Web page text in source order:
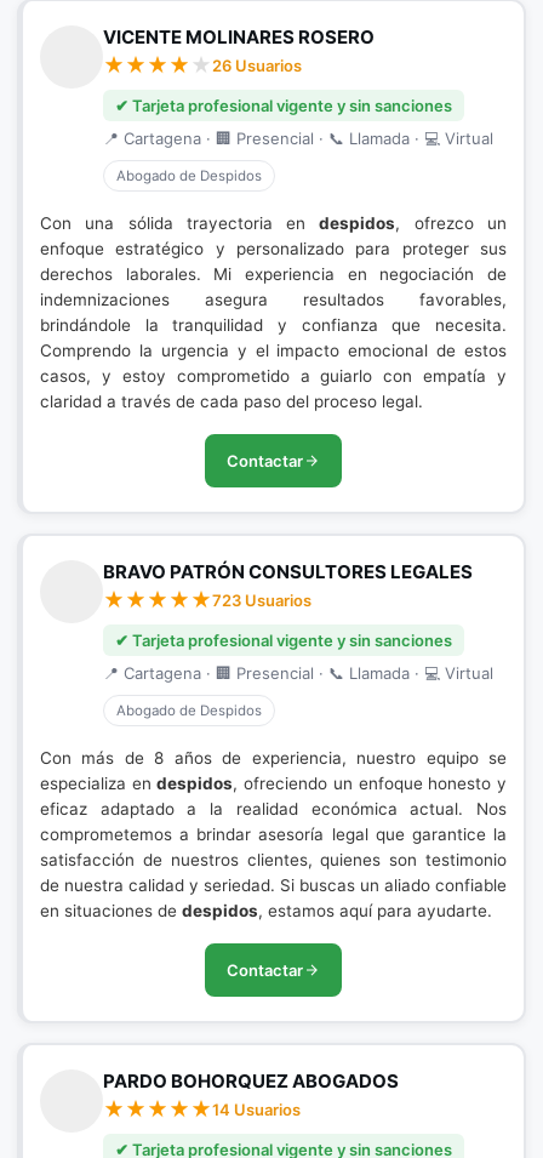
VICENTE MOLINARES ROSERO
26 Usuarios
✔ Tarjeta profesional vigente y sin sanciones
📍 Cartagena · 🏢 Presencial · 📞 Llamada · 💻 Virtual
Abogado de Despidos
Con una sólida trayectoria endespidos, ofrezco un
enfoque estratégico y personalizado para proteger sus
derechos laborales. Mi experiencia en negociación de
indemnizaciones asegura resultados favorables,
brindándole la tranquilidad y confianza que necesita.
Comprendo la urgencia y el impacto emocional de estos
casos, y estoy comprometido a guiarlo con empatía y
claridad a través de cada paso del proceso legal.
Contactar
BRAVO PATRÓN CONSULTORES LEGALES
723 Usuarios
✔ Tarjeta profesional vigente y sin sanciones
📍 Cartagena · 🏢 Presencial · 📞 Llamada · 💻 Virtual
Abogado de Despidos
Con más de 8 años de experiencia, nuestro equipo se
especializa endespidos, ofreciendo un enfoque honesto y
eficaz adaptado a la realidad económica actual. Nos
comprometemos a brindar asesoría legal que garantice la
satisfacción de nuestros clientes, quienes son testimonio
de nuestra calidad y seriedad. Si buscas un aliado confiable
en situaciones de despidos, estamos aquí para ayudarte.
Contactar
PARDO BOHORQUEZ ABOGADOS
14 Usuarios
✔ Tarjeta profesional vigente y sin sanciones